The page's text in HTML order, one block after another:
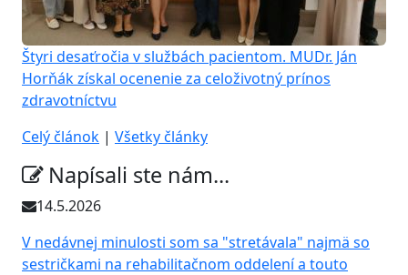
Štyri desaťročia v službách pacientom. MUDr. Ján
Horňák získal ocenenie za celoživotný prínos
zdravotníctvu
Celý článok | Všetky články
Napísali ste nám...
14.5.2026
V nedávnej minulosti som sa "stretávala" najmä so
sestričkami na rehabilitačnom oddelení a touto